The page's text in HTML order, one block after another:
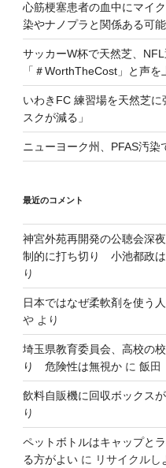
心筋梗塞患者の血中にマイ
染やナノプラと関係ある可
サッカーW杯で天然芝、
「＃WorthTheCost」と声を
いわきFC 練習場を天然芝
スクが減る」
ニューヨーク州、PFAS汚染
最近のコメント
神宮外苑再開発の公聴会深
制的に打ち切り 小池都政は
り
日本ではなぜ柔軟剤を使う
やより
埼玉県教育委員会、高校の
り 危険性は無視かに 飯
飲料自販機に回収ボックスが
り
ペットボトルはキャップと
る方がよいに リサイクルし